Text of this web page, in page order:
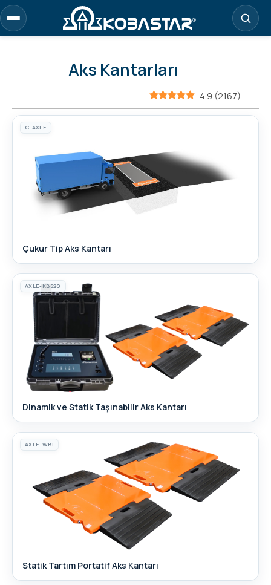
Aks Kantarları
4.9 (2167)
C-AXLE
Çukur Tip Aks Kantarı
AXLE-KB620
Dinamik ve Statik Taşınabilir Aks Kantarı
AXLE-WBI
Statik Tartım Portatif Aks Kantarı